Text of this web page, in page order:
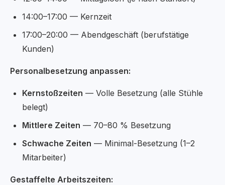
14:00–17:00 — Kernzeit
17:00–20:00 — Abendgeschäft (berufstätige
Kunden)
Personalbesetzung anpassen:
Kernstoßzeiten — Volle Besetzung (alle Stühle
belegt)
Mittlere Zeiten — 70–80 % Besetzung
Schwache Zeiten — Minimal-Besetzung (1–2
Mitarbeiter)
Gestaffelte Arbeitszeiten: